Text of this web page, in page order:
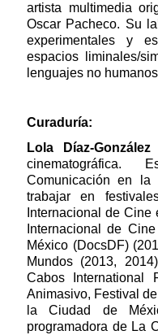
artista multimedia
Oscar Pacheco. Su
experimentales y
espacios liminales/
lenguajes no
Curaduría:
Lola Díaz-González
Comunicación en
trabajar en
Internacional de Cine
Internacional de
México (DocsDF)
Mundos (2013,
Cabos International
Animasivo, Festival
la Ciudad de
programadora de La